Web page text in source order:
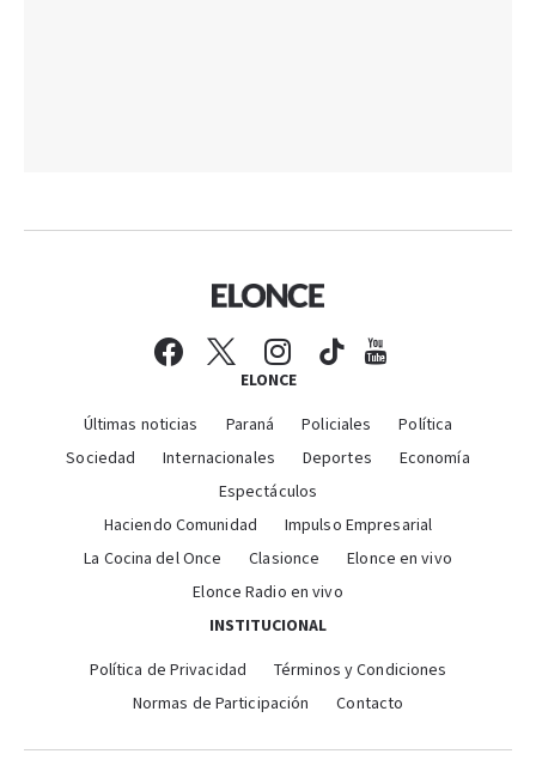
ELONCE
Últimas noticias Paraná Policiales
Política
Sociedad
Internacionales Deportes
Economía
Espectáculos
Haciendo Comunidad
Impulso Empresarial
La Cocina del Once
Clasionce
Elonce en vivo
Elonce Radio en vivo
INSTITUCIONAL
Política de Privacidad
Términos y Condiciones
Normas de Participación
Contacto